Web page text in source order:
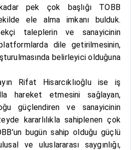
pek çok başlığı TOBB
ele alma imkanı bulduk.
taleplerin ve sanayicinin
dile getirilmesinin,
belirleyici olduğuna
Rifat Hisarcıklıoğlu ise iş
hareket etmesini sağlayan,
güçlendiren ve sanayicinin
kararlılıkla sahiplenen çok
bugün sahip olduğu güçlü
ve uluslararası saygınlığı,